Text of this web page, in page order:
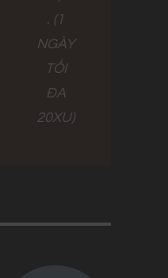
. (1
NGÀY
TỐI
ĐA
20XU)